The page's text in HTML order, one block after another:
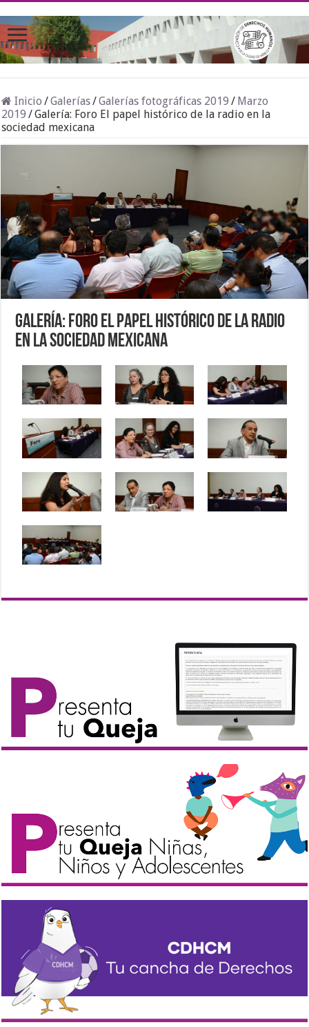
Inicio /Galerías/Galerías fotográficas 2019 / Marzo
2019 /Galería: Foro El papel histórico de la radio en la
sociedad mexicana
Galería: Foro El papel histórico de la radio
en la sociedad mexicana